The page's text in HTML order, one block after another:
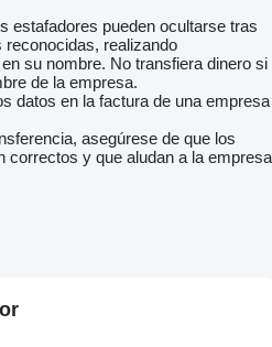
estafadores pueden ocultarse tras
reconocidas, realizando
su nombre. No transfiera dinero si
de la empresa.
datos en la factura de una empresa
asegúrese de que los
correctos y que aludan a la empresa